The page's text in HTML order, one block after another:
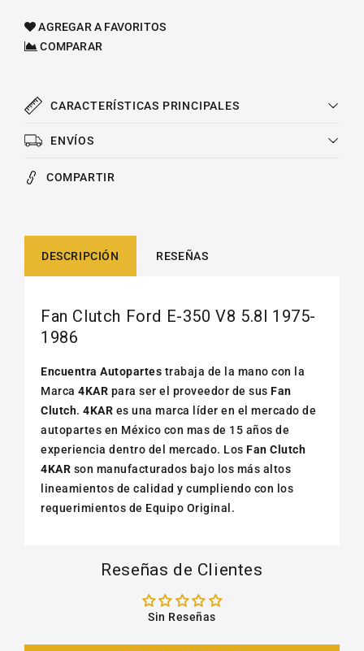
350
1986
1986
AGREGAR A FAVORITOS
COMPARAR
CARACTERÍSTICAS PRINCIPALES
ENVÍOS
COMPARTIR
DESCRIPCIÓN RESEÑAS
Fan Clutch Ford E-350 V8 5.8l 1975-
1986
Encuentra Autopartes trabaja de la mano con la
Marca 4KAR para ser el proveedor de sus Fan
Clutch. 4KAR es una marca líder en el mercado de
autopartes en México con mas de 15 años de
experiencia dentro del mercado. Los Fan Clutch
4KAR son manufacturados bajo los más altos
lineamientos de calidad y cumpliendo con los
requerimientos de Equipo Original.
Reseñas de Clientes
Sin Reseñas